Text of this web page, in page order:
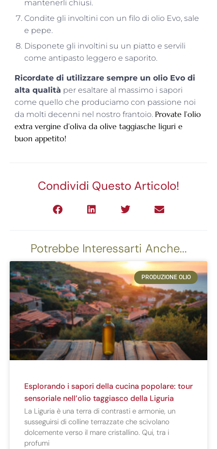
mantenerli chiusi.
Condite gli involtini con un filo di olio Evo, sale
e pepe.
Disponete gli involtini su un piatto e servili
come antipasto leggero e saporito.
Ricordate di utilizzare sempre un olio Evo di
alta qualità per esaltare al massimo i sapori
come quello che produciamo con passione noi
da molti decenni nel nostro frantoio. Provate l’olio
extra vergine d’oliva da olive taggiasche liguri e
buon appetito!
Condividi Questo Articolo!
Potrebbe Interessarti Anche...
PRODUZIONE OLIO
Esplorando i sapori della cucina popolare: tour
sensoriale nell’olio taggiasco della Liguria
La Liguria è una terra di contrasti e armonie, un
susseguirsi di colline terrazzate che scivolano
dolcemente verso il mare cristallino. Qui, tra i
profumi